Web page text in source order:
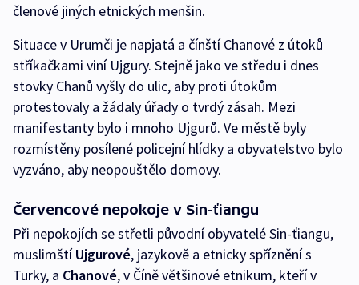
členové jiných etnických menšin.
Situace v Urumči je napjatá a čínští Chanové z útoků
stříkačkami viní Ujgury. Stejně jako ve středu i dnes
stovky Chanů vyšly do ulic, aby proti útokům
protestovaly a žádaly úřady o tvrdý zásah. Mezi
manifestanty bylo i mnoho Ujgurů. Ve městě byly
rozmístěny posílené policejní hlídky a obyvatelstvo bylo
vyzváno, aby neopouštělo domovy.
Červencové nepokoje v Sin-ťiangu
Při nepokojích se střetli původní obyvatelé Sin-ťiangu,
muslimštíUjgurové, jazykově a etnicky spříznění s
Turky, a Chanové, v Číně většinové etnikum, kteří v